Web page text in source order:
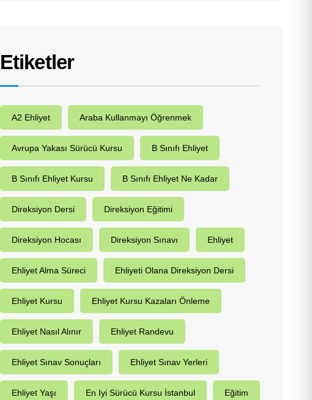
Etiketler
A2 Ehliyet Araba Kullanmayı Öğrenmek
Avrupa Yakası Sürücü Kursu B Sınıfı Ehliyet
B Sınıfı Ehliyet Kursu B Sınıfı Ehliyet Ne Kadar
Direksiyon Dersi Direksiyon Eğitimi
Direksiyon Hocası Direksiyon Sınavı Ehliyet
Ehliyet Alma Süreci Ehliyeti Olana Direksiyon Dersi
Ehliyet Kursu Ehliyet Kursu Kazaları Önleme
Ehliyet Nasıl Alınır Ehliyet Randevu
Ehliyet Sınav Sonuçları Ehliyet Sınav Yerleri
Ehliyet Yaşı En Iyi Sürücü Kursu İstanbul Eğitim